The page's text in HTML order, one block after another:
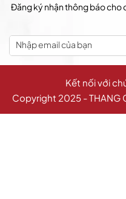
Đăng ký nhận thông báo cho
Copyright 2025 - THANG
Kết nối với